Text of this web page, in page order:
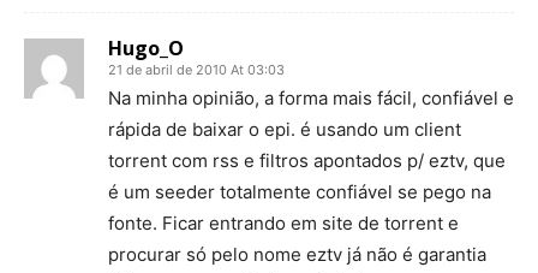
Hugo_O
21 de abril de 2010 At 03:03
Na minha opinião, a forma mais fácil, confiável e
rápida de baixar o epi. é usando um client
torrent com rss e filtros apontados p/ eztv, que
é um seeder totalmente confiável se pego na
fonte. Ficar entrando em site de torrent e
procurar só pelo nome eztv já não é garantia